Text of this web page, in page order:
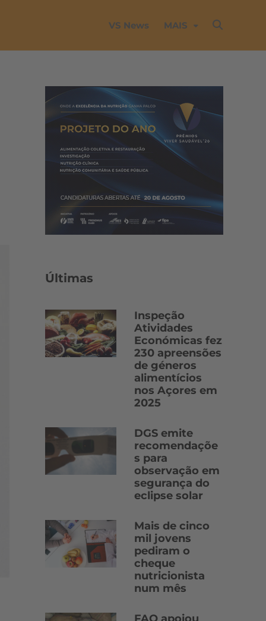
VS News MAIS
Últimas
Inspeção
Atividades
Económicas fez
230 apreensões
de géneros
alimentícios
nos Açores em
2025
DGS emite
recomendaçõe
s para
observação em
segurança do
eclipse solar
Mais de cinco
mil jovens
pediram o
cheque
nutricionista
num mês